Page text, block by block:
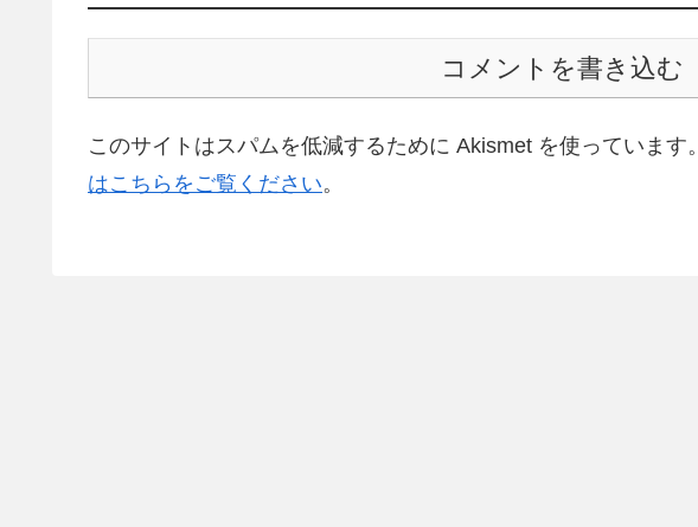
コメントを書き込む
このサイトはスパムを低減するために Akismet を使っています。
はこちらをご覧ください。